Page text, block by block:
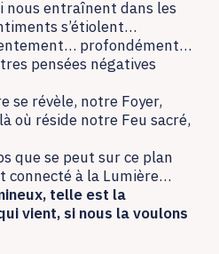
entraînent dans les
s’étiolent…
profondément…
pensées négatives
se révèle, notre Foyer,
où réside notre Feu sacré,
que se peut sur ce plan
connecté à la Lumière…
telle est la
vient, si nous la voulons